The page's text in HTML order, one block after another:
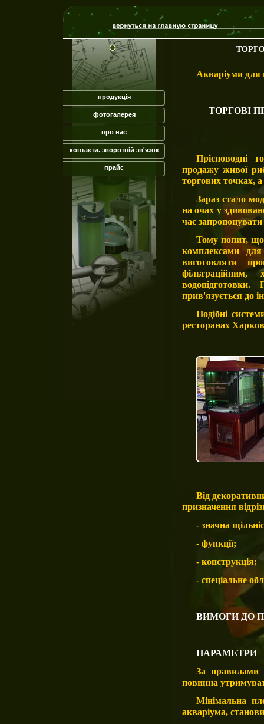
продукція
фотогалерея
про нас
контакти. зворотній зв'язок
прайс
Акваріуми для
ТОРГОВІ
Прісноводні
продажу живої
торгових точках,
Зараз стало
на очах у
час запропонувати
Тому попит, що
комплексами
виготовляти
прив'язується до
Подібні
ресторанах
Від
призначення
- значна
- функції;
- конструкція;
- спеціальне
ВИМОГИ ДО
ПАРАМЕТРИ
За правилами
повинна
Мінімальна
акваріума,